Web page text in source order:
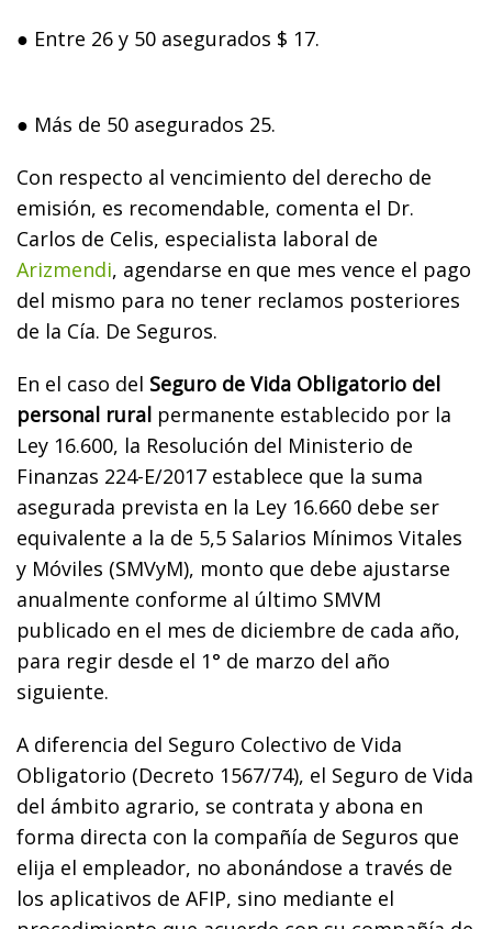
● Entre 26 y 50 asegurados $ 17.
● Más de 50 asegurados 25.
Con respecto al vencimiento del derecho de
emisión, es recomendable, comenta el Dr.
Carlos de Celis, especialista laboral de
Arizmendi, agendarse en que mes vence el pago
del mismo para no tener reclamos posteriores
de la Cía. De Seguros.
En el caso del Seguro de Vida Obligatorio del
personal rural permanente establecido por la
Ley 16.600, la Resolución del Ministerio de
Finanzas 224-E/2017 establece que la suma
asegurada prevista en la Ley 16.660 debe ser
equivalente a la de 5,5 Salarios Mínimos Vitales
y Móviles (SMVyM), monto que debe ajustarse
anualmente conforme al último SMVM
publicado en el mes de diciembre de cada año,
para regir desde el 1° de marzo del año
siguiente.
A diferencia del Seguro Colectivo de Vida
Obligatorio (Decreto 1567/74), el Seguro de Vida
del ámbito agrario, se contrata y abona en
forma directa con la compañía de Seguros que
elija el empleador, no abonándose a través de
los aplicativos de AFIP, sino mediante el